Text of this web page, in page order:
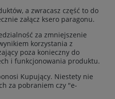
a zwracasz część to do
załącz ksero paragonu.
za zmniejszenie
korzystania z
poza konieczny do
i funkcjonowania produktu.
Kupujący. Niestety nie
za pobraniem czy "e-